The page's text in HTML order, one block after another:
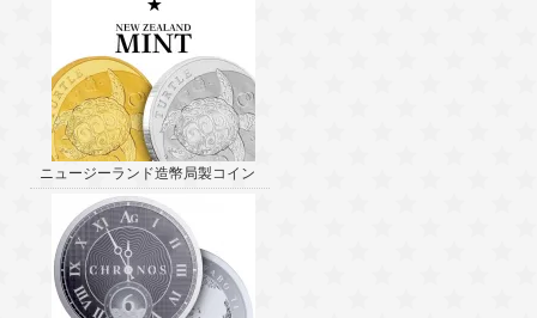
ニュージーランド造幣局製コイン